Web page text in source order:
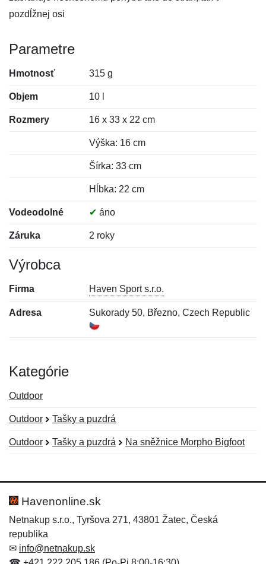
pozdĺžnej osi
Parametre
Hmotnosť 315 g
Objem 10 l
Rozmery 16 x 33 x 22 cm
Výška: 16 cm
Šírka: 33 cm
Hĺbka: 22 cm
Vodeodolné ✔ áno
Záruka 2 roky
Výrobca
Firma Haven Sport s.r.o.
Adresa Sukorady 50, Březno, Czech Republic
Kategórie
Outdoor
Outdoor Tašky a puzdrá
Outdoor Tašky a puzdrá Na sněžnice Morpho Bigfoot
Hodnotenie:
Meno:*
Meno:
E-mail:*
Havenonline.sk
Netnakup s.r.o., Tyršova 271, 43801 Žatec, Česká
republika
✉ info@netnakup.sk